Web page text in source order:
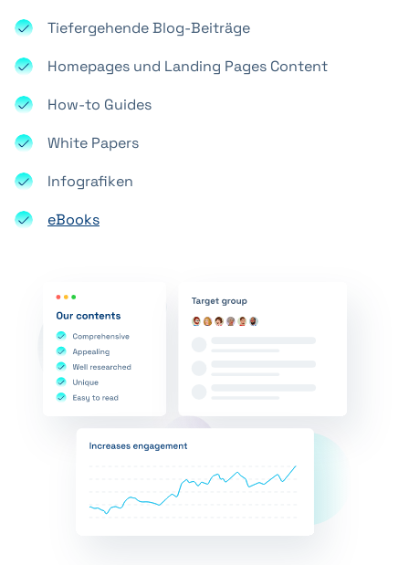
Tiefergehende Blog-Beiträge
Homepages und Landing Pages Content
How-to Guides
White Papers
Infografiken
eBooks